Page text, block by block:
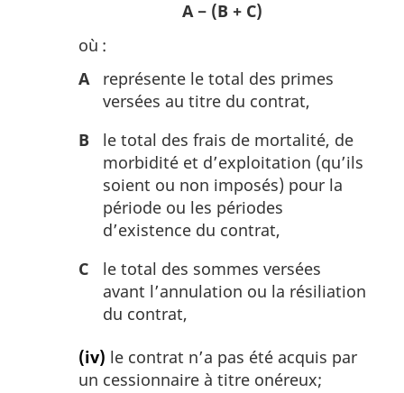
A − (B + C)
où :
A
représente le total des primes
versées au titre du contrat,
B
le total des frais de mortalité, de
morbidité et d’exploitation (qu’ils
soient ou non imposés) pour la
période ou les périodes
d’existence du contrat,
C
le total des sommes versées
avant l’annulation ou la résiliation
du contrat,
(iv) le contrat n’a pas été acquis par
un cessionnaire à titre onéreux;